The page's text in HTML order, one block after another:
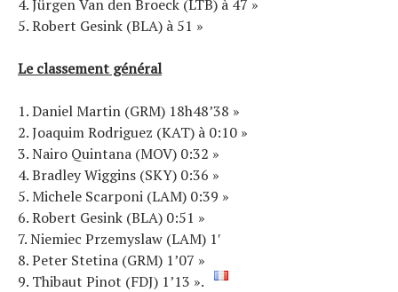
4. Jürgen Van den Broeck (LTB) à 47 »
5. Robert Gesink (BLA) à 51 »
Le classement général
1. Daniel Martin (GRM) 18h48’38 »
2. Joaquim Rodriguez (KAT) à 0:10 »
3. Nairo Quintana (MOV) 0:32 »
4. Bradley Wiggins (SKY) 0:36 »
5. Michele Scarponi (LAM) 0:39 »
6. Robert Gesink (BLA) 0:51 »
7. Niemiec Przemyslaw (LAM) 1′
8. Peter Stetina (GRM) 1’07 »
9. Thibaut Pinot (FDJ) 1’13 ».